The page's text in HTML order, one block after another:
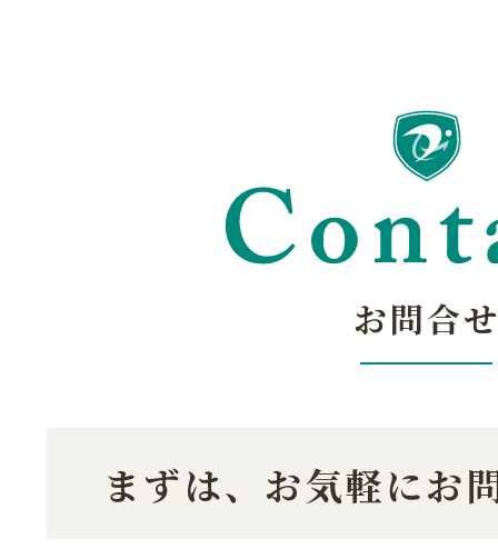
お問合
まずは、お気軽にお